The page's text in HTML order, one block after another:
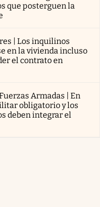
que posterguen la
| Los inquilinos
en la vivienda incluso
el contrato en
Armadas | En
obligatorio y los
deben integrar el